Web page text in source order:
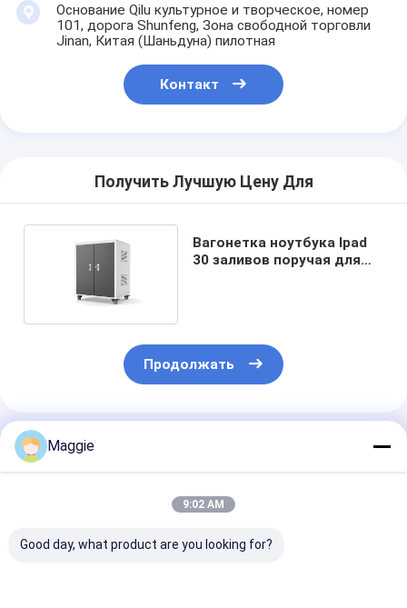
Основание Qilu культурное и творческое, номер
101, дорога Shunfeng, Зона свободной торговли
Jinan, Китая (Шаньдуна) пилотная
Контакт
Получить Лучшую Цену Для
Вагонетка ноутбука Ipad
30 заливов поручая для
Продолжать
Порекомендованные Продукты
Maggie
9:02 AM
Good day, what product are you looking for?